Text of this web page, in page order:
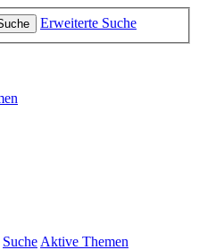
Erweiterte Suche
Suche Aktive Themen